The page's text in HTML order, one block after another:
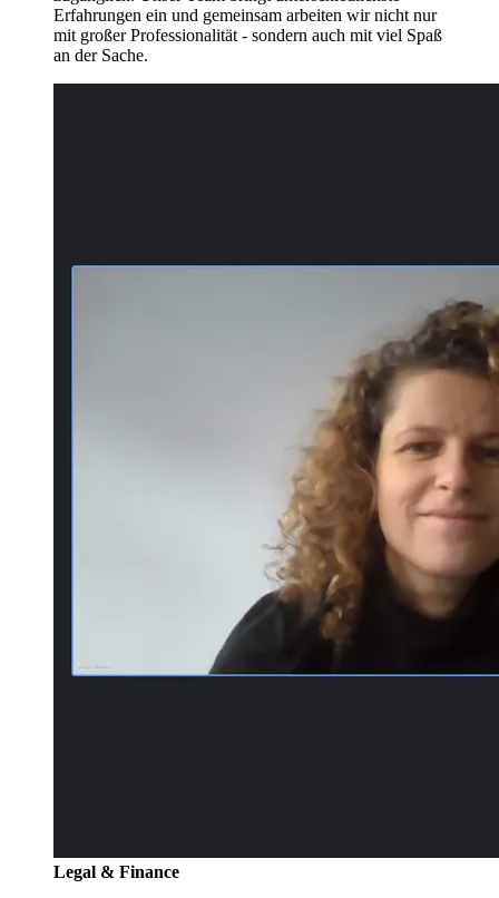
Erfahrungen ein und gemeinsam arbeiten wir nicht nur
mit großer Professionalität - sondern auch mit viel Spaß
an der Sache.
Legal & Finance